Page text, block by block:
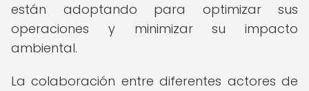
están adoptando para optimizar sus
operaciones y minimizar su impacto
ambiental.
La colaboración entre diferentes actores de